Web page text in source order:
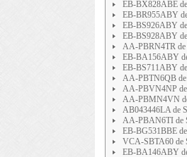
EB-BX828ABE
EB-BR955ABY
EB-BS926ABY
EB-BS928ABY
AA-PBRN4TR de
EB-BA156ABY
EB-BS711ABY
AA-PBTN6QB de
AA-PBVN4NP
AA-PBMN4VN
AB043446LA de
AA-PBAN6TI de
EB-BG531BBE
VCA-SBTA60 de
EB-BA146ABY